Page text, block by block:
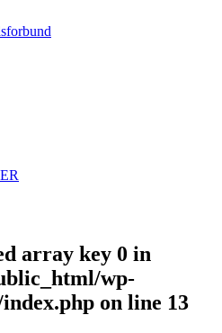
array key 0 in
wp-
on line 13